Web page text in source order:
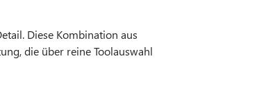
Diese Kombination aus
die über reine Toolauswahl